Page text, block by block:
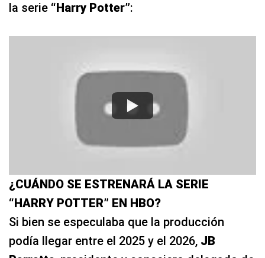
la serie “Harry Potter”:
¿CUÁNDO SE ESTRENARÁ LA SERIE
“HARRY POTTER” EN HBO?
Si bien se especulaba que la producción
podía llegar entre el 2025 y el 2026, JB